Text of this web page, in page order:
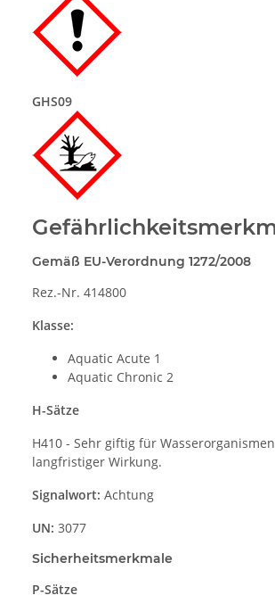
GHS09
Gemäß EU-Verordnung 1272/2008
Rez.-Nr. 414800
Klasse:
Aquatic Acute 1
Aquatic Chronic 2
H-Sätze
H410 - Sehr giftig für
langfristiger Wirkung.
Signalwort: Achtung
UN: 3077
Sicherheitsmerkmale
P-Sätze